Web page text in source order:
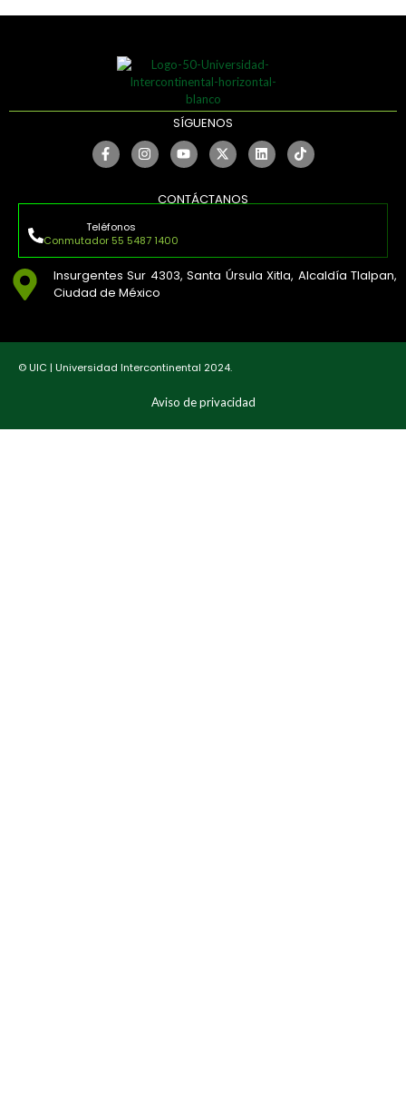
SÍGUENOS
CONTÁCTANOS
Teléfonos
Conmutador 55 5487 1400
Insurgentes Sur 4303, Santa Úrsula Xitla, Alcaldía Tlalpan,
Ciudad de México
© UIC | Universidad Intercontinental 2024.
Aviso de privacidad